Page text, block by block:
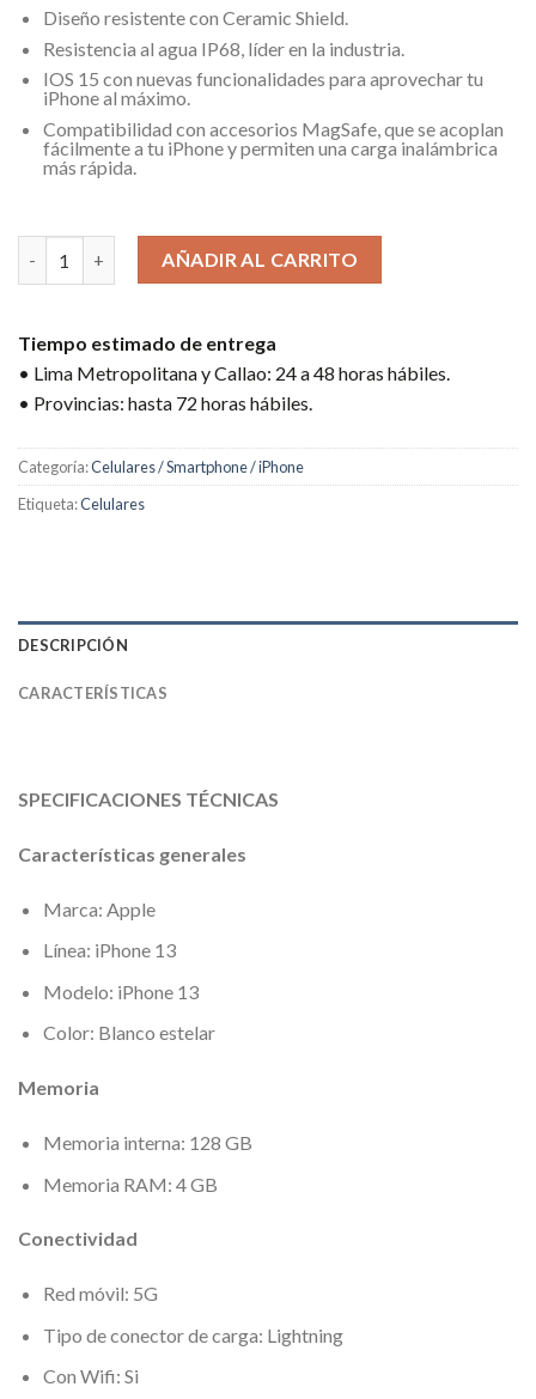
Diseño resistente con Ceramic Shield.
Resistencia al agua IP68, líder en la industria.
IOS 15 con nuevas funcionalidades para aprovechar tu
iPhone al máximo.
Compatibilidad con accesorios MagSafe, que se acoplan
fácilmente a tu iPhone y permiten una carga inalámbrica
más rápida.
CELULAR IPHONE 13 / 5G / MEMORIA RAM 4GB / MEMORIA
AÑADIR AL CARRITO
Tiempo estimado de entrega
• Lima Metropolitana y Callao: 24 a 48 horas hábiles.
• Provincias: hasta 72 horas hábiles.
Categoría:Celulares / Smartphone / iPhone
Etiqueta:Celulares
DESCRIPCIÓN
CARACTERÍSTICAS
SPECIFICACIONES TÉCNICAS
Características generales
Marca: Apple
Línea: iPhone 13
Modelo: iPhone 13
Color: Blanco estelar
Memoria
Memoria interna: 128 GB
Memoria RAM: 4 GB
Conectividad
Red móvil: 5G
Tipo de conector de carga: Lightning
Con Wifi: Si